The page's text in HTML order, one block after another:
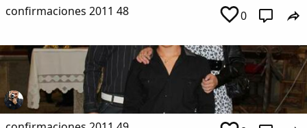
confirmaciones 2011 48 0